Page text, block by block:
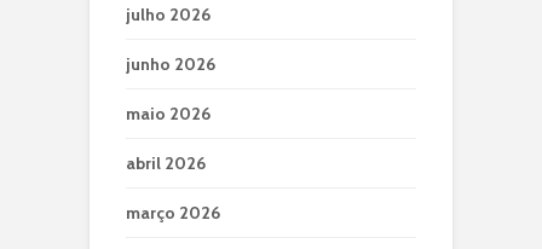
julho 2026
junho 2026
maio 2026
abril 2026
março 2026